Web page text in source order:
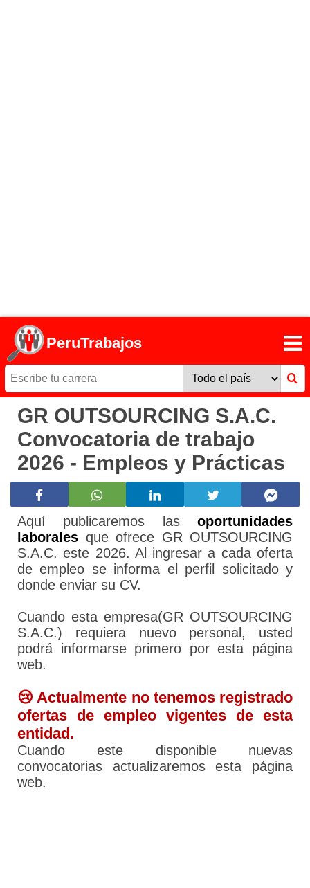
PeruTrabajos
GR OUTSOURCING S.A.C.
Convocatoria de trabajo
2026 - Empleos y Prácticas
Aquí publicaremos las oportunidades
laborales que ofrece GR OUTSOURCING
S.A.C. este 2026. Al ingresar a cada oferta
de empleo se informa el perfil solicitado y
donde enviar su CV.
Cuando esta empresa(GR OUTSOURCING
S.A.C.) requiera nuevo personal, usted
podrá informarse primero por esta página
web.
😢 Actualmente no tenemos registrado
ofertas de empleo vigentes de esta
entidad.
Cuando este disponible nuevas
convocatorias actualizaremos esta página
web.